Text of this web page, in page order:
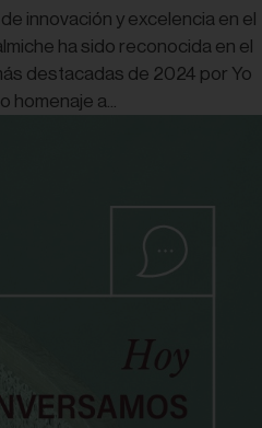
innovación y excelencia en el
ha sido reconocida en el
destacadas de 2024 por Yo
homenaje a...